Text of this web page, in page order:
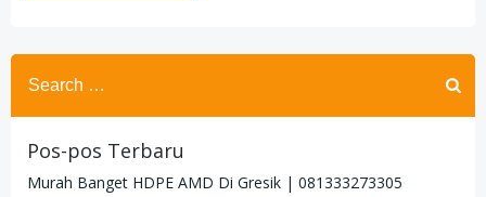
Search
for:
Pos-pos Terbaru
Murah Banget HDPE AMD Di Gresik | 081333273305